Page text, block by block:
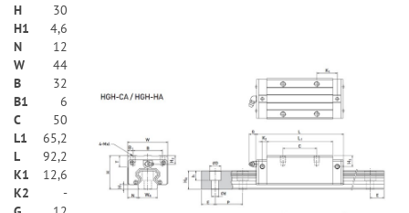
H
30
H1
4,6
N
12
W
44
В
32
B1
6
C
50
L1
65,2
L
92,2
K1
12,6
K2
-